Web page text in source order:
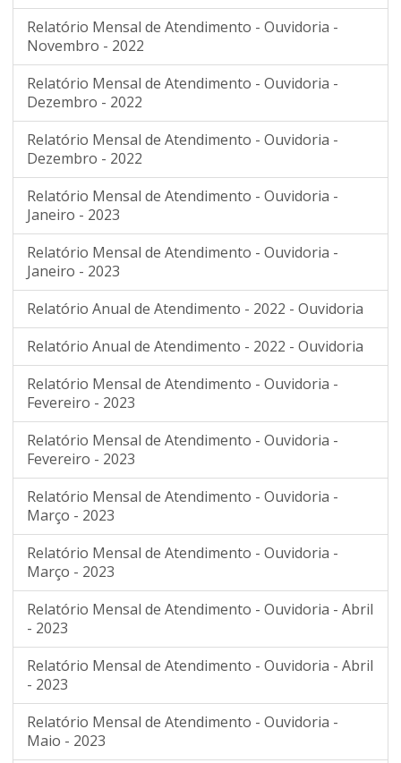
Relatório Mensal de Atendimento - Ouvidoria -
Novembro - 2022
Relatório Mensal de Atendimento - Ouvidoria -
Dezembro - 2022
Relatório Mensal de Atendimento - Ouvidoria -
Dezembro - 2022
Relatório Mensal de Atendimento - Ouvidoria -
Janeiro - 2023
Relatório Mensal de Atendimento - Ouvidoria -
Janeiro - 2023
Relatório Anual de Atendimento - 2022 - Ouvidoria
Relatório Anual de Atendimento - 2022 - Ouvidoria
Relatório Mensal de Atendimento - Ouvidoria -
Fevereiro - 2023
Relatório Mensal de Atendimento - Ouvidoria -
Fevereiro - 2023
Relatório Mensal de Atendimento - Ouvidoria -
Março - 2023
Relatório Mensal de Atendimento - Ouvidoria -
Março - 2023
Relatório Mensal de Atendimento - Ouvidoria - Abril
- 2023
Relatório Mensal de Atendimento - Ouvidoria - Abril
- 2023
Relatório Mensal de Atendimento - Ouvidoria -
Maio - 2023